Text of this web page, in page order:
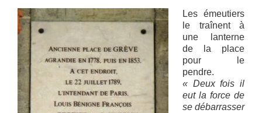
Les émeutiers
le traînent à
une lanterne
de la place
pour le
pendre.
« Deux fois il
eut la force de
se débarrasser